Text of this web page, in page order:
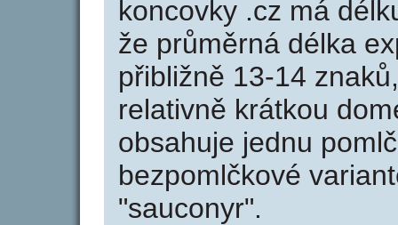
koncovky .cz má
že průměrná délka
přibližně 13-14
relativně krátkou
obsahuje jednu
bezpomlčkové
"sauconyr".